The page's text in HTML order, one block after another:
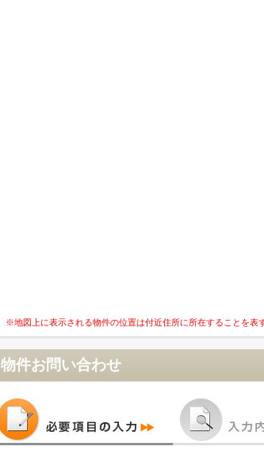
※地図上に表示される物件の位置は付近住所に所在することを表
物件お問い合わせ